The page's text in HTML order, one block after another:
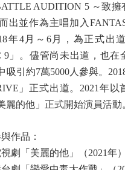
AUDITION 5 ～致
出並作為主唱加入
年4月～6月，為正式出
9」。儘管尚未出道，也在
吸引約7萬5000人參與。
」正式出道。 2021年以
麗的他」正式開始演員活動
作品：
「美麗的他」（2021年）